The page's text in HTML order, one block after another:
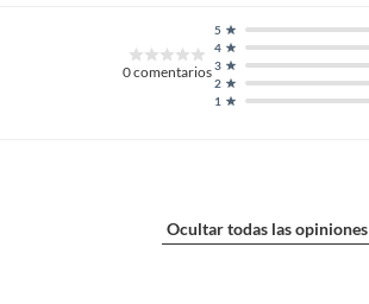
0comentarios
1
2
3
4
5
Ocultar todas las opiniones